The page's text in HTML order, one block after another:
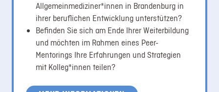
Allgemeinmediziner*innen in Brandenburg in
ihrer beruflichen Entwicklung unterstützen?
Befinden Sie sich am Ende Ihrer Weiterbildung
und möchten im Rahmen eines Peer-
Mentorings Ihre Erfahrungen und Strategien
mit Kolleg*innen teilen?